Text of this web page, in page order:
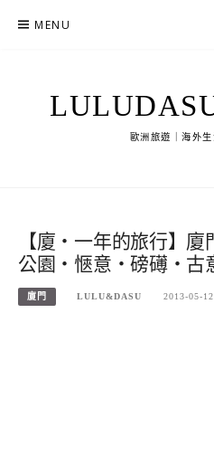
MENU
歐洲旅遊｜海外
【廈‧一年的旅行】
公園‧愜意‧磅礡‧古
廈門 LULU&DASU 2013-05-12